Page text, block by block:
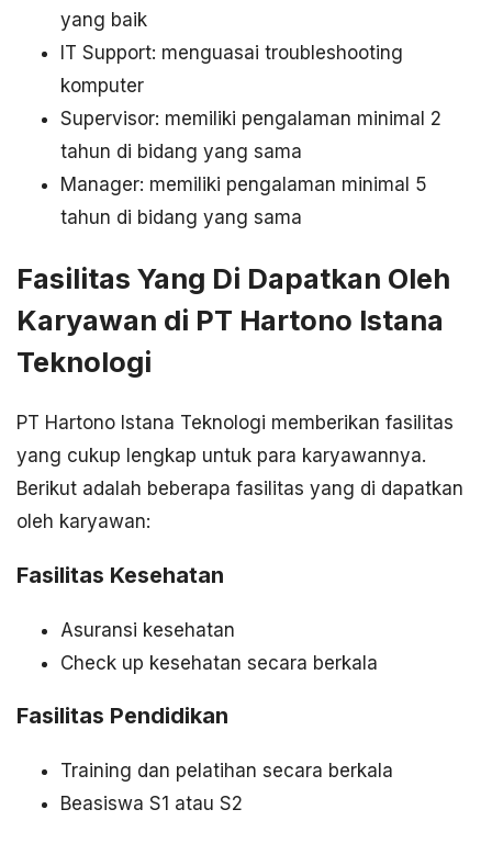
yang baik
IT Support: menguasai troubleshooting
komputer
Supervisor: memiliki pengalaman minimal 2
tahun di bidang yang sama
Manager: memiliki pengalaman minimal 5
tahun di bidang yang sama
Fasilitas Yang Di Dapatkan Oleh
Karyawan di PT Hartono Istana
Teknologi
PT Hartono Istana Teknologi memberikan fasilitas
yang cukup lengkap untuk para karyawannya.
Berikut adalah beberapa fasilitas yang di dapatkan
oleh karyawan:
Fasilitas Kesehatan
Asuransi kesehatan
Check up kesehatan secara berkala
Fasilitas Pendidikan
Training dan pelatihan secara berkala
Beasiswa S1 atau S2